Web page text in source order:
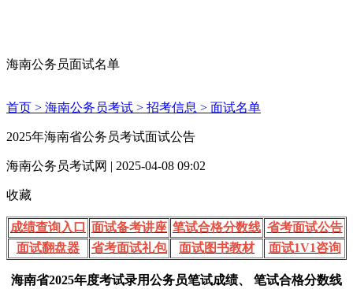
海南公务员面试名单
首页 > 海南公务员考试 > 招考信息 > 面试名单
2025年海南省公务员考试面试公告
海南公务员考试网 | 2025-04-08 09:02
收藏
成绩查询入口 面试备考讲座 笔试合格分数线 省考面试公告
面试翻盘器
省考面试礼包 面试图书教材 面试1V1咨询
海南省2025年度考试录用公务员笔试成绩、 笔试合格分数线